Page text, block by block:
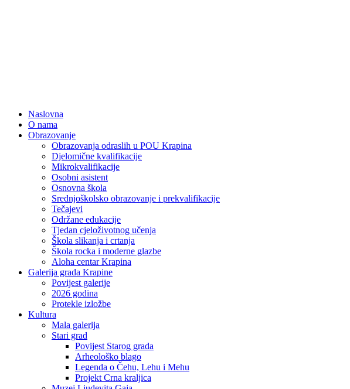
Naslovna
O nama
Obrazovanje
Obrazovanja odraslih u POU Krapina
Djelomične kvalifikacije
Mikrokvalifikacije
Osobni asistent
Osnovna škola
Srednjoškolsko obrazovanje i prekvalifikacije
Tečajevi
Održane edukacije
Tjedan cjeloživotnog učenja
Škola slikanja i crtanja
Škola rocka i moderne glazbe
Aloha centar Krapina
Galerija grada Krapine
Povijest galerije
2026 godina
Protekle izložbe
Kultura
Mala galerija
Stari grad
Povijest Starog grada
Arheološko blago
Legenda o Čehu, Lehu i Mehu
Projekt Crna kraljica